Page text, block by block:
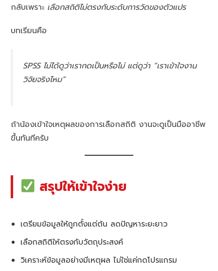
กลับเพราะ เลือกสถิติไม่ตรงกับระดับการวัดของตัวแปร
บทเรียนคือ
SPSS ไม่ได้ดูว่าเรากดเป็นหรือไม่ แต่ดูว่า “เราเข้าใจงาน
วิจัยจริงไหม”
ถ้าน้องเข้าใจเหตุผลของการเลือกสถิติ งานจะดูเป็นมืออาชีพ
ขึ้นทันทีครับ
สรุปให้เข้าใจง่าย
เตรียมข้อมูลให้ถูกตั้งแต่ต้น ลดปัญหาระยะยาว
เลือกสถิติให้ตรงกับวัตถุประสงค์
วิเคราะห์ข้อมูลอย่างมีเหตุผล ไม่ใช่แค่กดโปรแกรม